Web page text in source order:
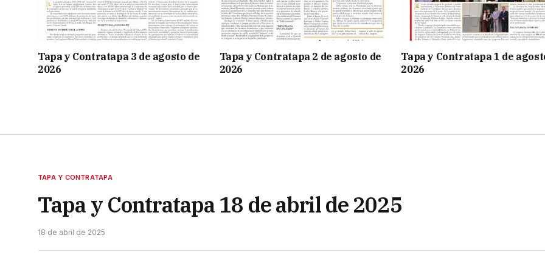
Tapa y Contratapa 3 de agosto de
2026
Tapa y Contratapa 2 de agosto de
2026
Tapa y Contratapa 1 de
2026
TAPA Y CONTRATAPA
Tapa y Contratapa 18 de abril de 2025
18 de abril de 2025